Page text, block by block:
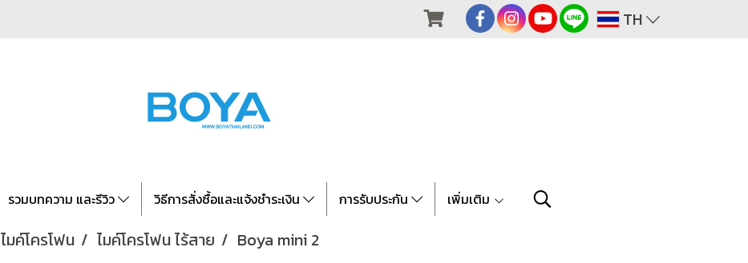
TH
รวมบทความ และรีวิว วิธีการสั่งซื้อและแจ้งชำระเงิน การรับประกัน เพิ่มเติม
ไมค์โครโฟน ไมค์โครโฟน ไร้สาย Boya mini 2